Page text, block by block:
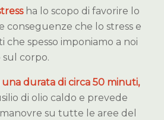
ha lo scopo di favorire lo
conseguenze che lo stress e
che spesso imponiamo a noi
sul corpo.
durata di circa 50 minuti,
di olio caldo e prevede
su tutte le aree del